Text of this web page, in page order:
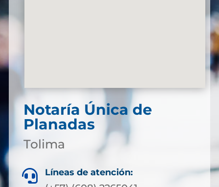
Notaría Única de
Planadas
Tolima
 Líneas de atención: